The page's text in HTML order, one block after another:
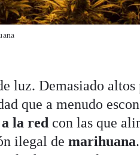
luz. Demasiado altos
que a menudo
la red con las que
ilegal demarihuana